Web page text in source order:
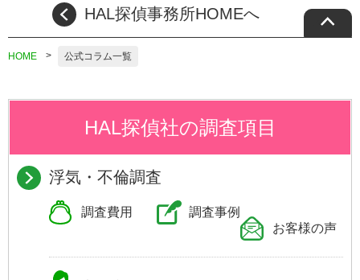
HAL探偵事務所HOMEへ
HOME 公式コラム一覧
HAL探偵社の調査項目
浮気・不倫調査
調査費用
調査事例
お客様の声